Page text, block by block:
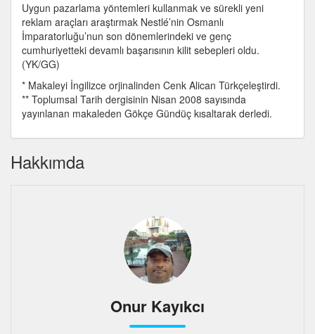
Uygun pazarlama yöntemleri kullanmak ve sürekli yeni
reklam araçları araştırmak Nestlé’nin Osmanlı
İmparatorluğu’nun son dönemlerindeki ve genç
cumhuriyetteki devamlı başarısının kilit sebepleri oldu.
(YK/GG)
* Makaleyi İngilizce orjinalinden Cenk Alican Türkçeleştirdi.
** Toplumsal Tarih dergisinin Nisan 2008 sayısında
yayınlanan makaleden Gökçe Gündüç kısaltarak derledi.
Hakkımda
Onur Kayıkcı